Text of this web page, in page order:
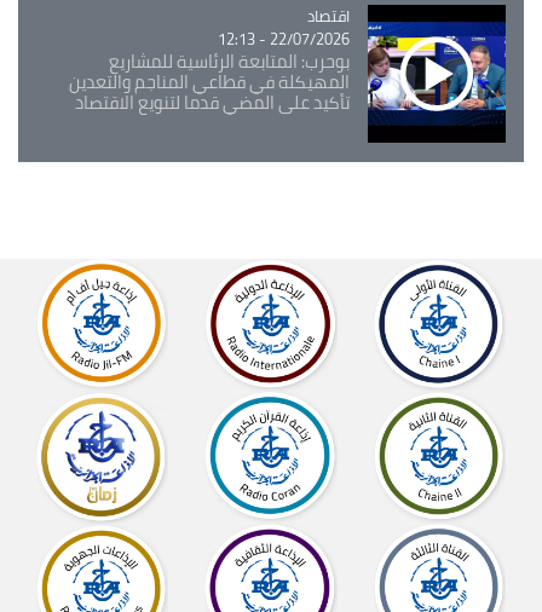
Catégorie
اقتصاد
22/07/2026 - 12:13
بوحرب: المتابعة الرئاسية للمشاريع
المهيكلة في قطاعي المناجم والتعدين
تأكيد على المضي قدما لتنويع الاقتصاد